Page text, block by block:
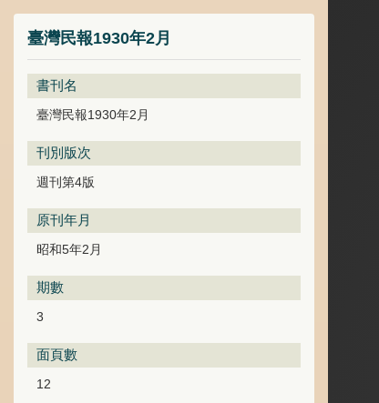
臺灣民報1930年2月
書刊名
臺灣民報1930年2月
刊別版次
週刊第4版
原刊年月
昭和5年2月
期數
3
面頁數
12